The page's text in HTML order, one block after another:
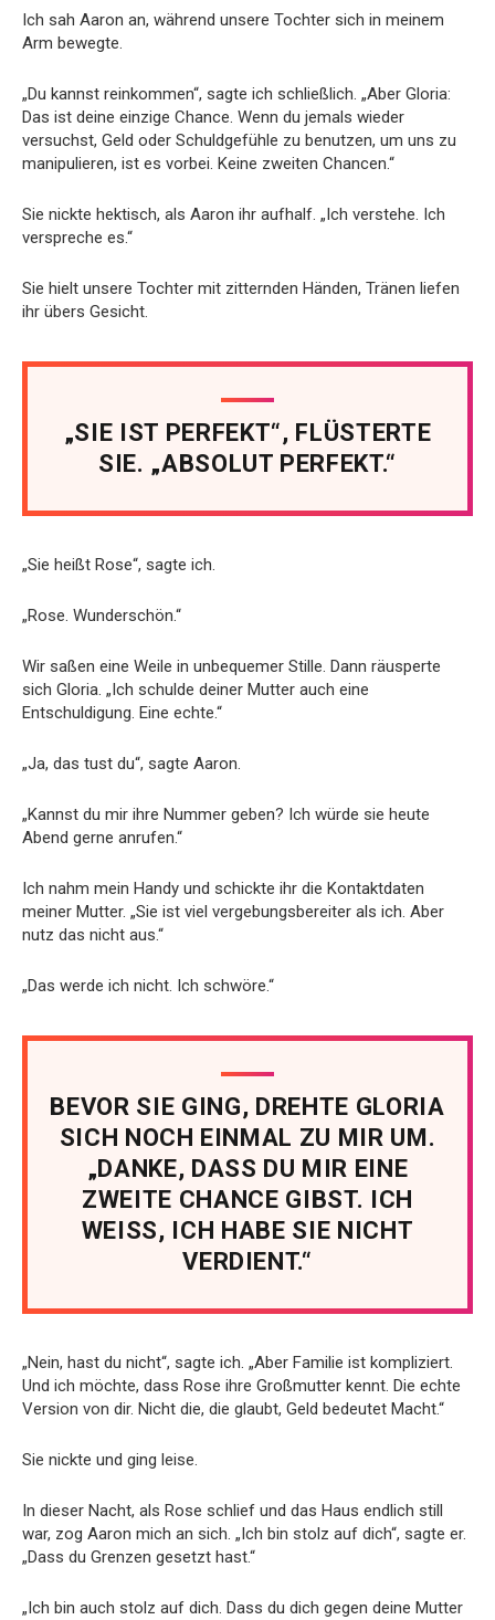
Ich sah Aaron an, während unsere Tochter sich in meinem
Arm bewegte.
„Du kannst reinkommen“, sagte ich schließlich. „Aber Gloria:
Das ist deine einzige Chance. Wenn du jemals wieder
versuchst, Geld oder Schuldgefühle zu benutzen, um uns zu
manipulieren, ist es vorbei. Keine zweiten Chancen.“
Sie nickte hektisch, als Aaron ihr aufhalf. „Ich verstehe. Ich
verspreche es.“
Sie hielt unsere Tochter mit zitternden Händen, Tränen liefen
ihr übers Gesicht.
„SIE IST PERFEKT“, FLÜSTERTE
SIE. „ABSOLUT PERFEKT.“
„Sie heißt Rose“, sagte ich.
„Rose. Wunderschön.“
Wir saßen eine Weile in unbequemer Stille. Dann räusperte
sich Gloria. „Ich schulde deiner Mutter auch eine
Entschuldigung. Eine echte.“
„Ja, das tust du“, sagte Aaron.
„Kannst du mir ihre Nummer geben? Ich würde sie heute
Abend gerne anrufen.“
Ich nahm mein Handy und schickte ihr die Kontaktdaten
meiner Mutter. „Sie ist viel vergebungsbereiter als ich. Aber
nutz das nicht aus.“
„Das werde ich nicht. Ich schwöre.“
BEVOR SIE GING, DREHTE GLORIA
SICH NOCH EINMAL ZU MIR UM.
„DANKE, DASS DU MIR EINE
ZWEITE CHANCE GIBST. ICH
WEISS, ICH HABE SIE NICHT
VERDIENT.“
„Nein, hast du nicht“, sagte ich. „Aber Familie ist kompliziert.
Und ich möchte, dass Rose ihre Großmutter kennt. Die echte
Version von dir. Nicht die, die glaubt, Geld bedeutet Macht.“
Sie nickte und ging leise.
In dieser Nacht, als Rose schlief und das Haus endlich still
war, zog Aaron mich an sich. „Ich bin stolz auf dich“, sagte er.
„Dass du Grenzen gesetzt hast.“
„Ich bin auch stolz auf dich. Dass du dich gegen deine Mutter